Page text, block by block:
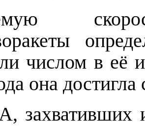
числом в её
она